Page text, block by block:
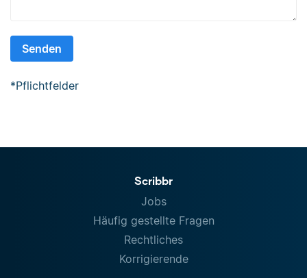
*Pflichtfelder
Scribbr
Jobs
Häufig gestellte Fragen
Rechtliches
Korrigierende